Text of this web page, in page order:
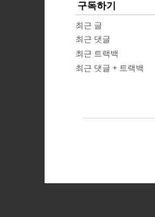
구독하기
최근 글
최근 댓글
최근 트랙백
최근 댓글 + 트랙백